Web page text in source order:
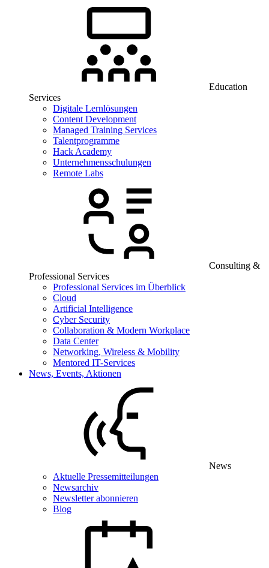
Education
Services
Digitale Lernlösungen
Content Development
Managed Training Services
Talentprogramme
Hack Academy
Unternehmensschulungen
Remote Labs
Consulting &
Professional Services
Professional Services im Überblick
Cloud
Artificial Intelligence
Cyber Security
Collaboration & Modern Workplace
Data Center
Networking, Wireless & Mobility
Mentored IT-Services
News, Events, Aktionen
News
Aktuelle Pressemitteilungen
Newsarchiv
Newsletter abonnieren
Blog